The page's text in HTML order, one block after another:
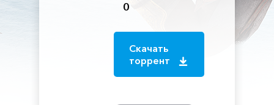
0
Скачать
торрент